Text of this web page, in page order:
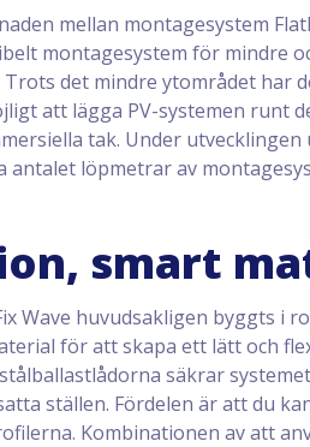
mellan montagesystem
montagesystem för mindre
det mindre ytområdet har
att lägga PV-systemen runt
tak. Under
antalet löpmetrar av
smart
Wave huvudsakligen byggts i
för att skapa ett lätt och
säkrar
ställen. Fördelen är att du
Kombinationen av att